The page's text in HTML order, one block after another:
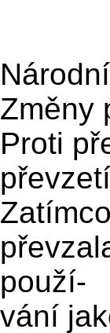
Změny
Proti
použí-
vání